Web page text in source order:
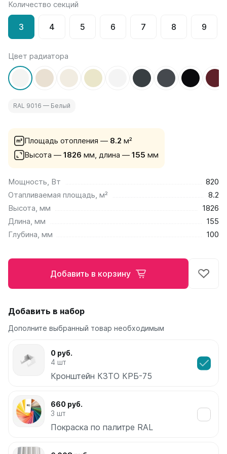
на 13 секций
на 15 секций
на 19 секций
на 20 секций
Черные
Bataria 2
Bataria 3
Ellipse P V
Ellipse P H
Гармония
Гармония 1, 2
Гармония А25 N
РС и РСК
РСК
Количество секций
3 4 5 6 7 8 9
Цвет радиатора
RAL 9016 — Белый
Площадь отопления — 8.2 м²
Высота — 1826 мм, длина — 155 мм
Мощность, Вт
820
Отапливаемая площадь, м²
8.2
Высота, мм
1826
Длина, мм
155
Глубина, мм
100
Добавить в корзину
Добавить в набор
Дополните выбранный товар необходимым
0 руб.
4 шт
Кронштейн КЗТО КРБ-75
660 руб.
3 шт
Покраска по палитре RAL